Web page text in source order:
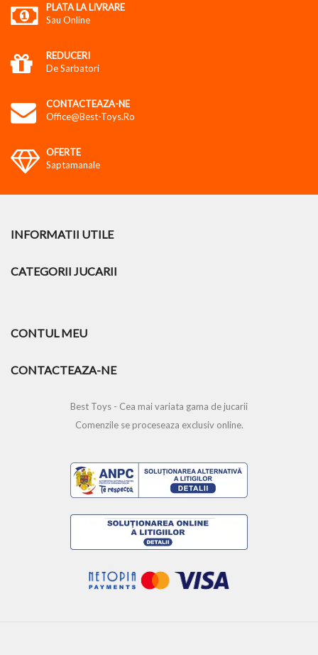
PLATA LA LIVRARE
Sau Online
REDUCERI
De Sarbatori
CONTACTEAZA-NE
Office@best-Toys.ro
OFERTE
Saptamanale
INFORMATII UTILE
CATEGORII JUCARII
CONTUL MEU
CONTACTEAZA-NE
Best Toys - Cea mai variata gama de jucarii
Comenzile se proceseaza exclusiv online.